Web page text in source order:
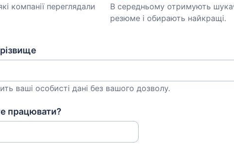
компанії переглядали
В середньому отримують
резюме і обирають найкращі.
ваші особисті дані без вашого дозволу.
працювати?